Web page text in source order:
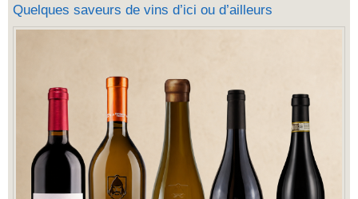
Quelques saveurs de vins d’ici ou d’ailleurs